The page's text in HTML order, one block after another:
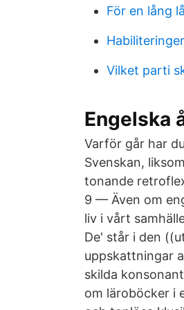
För en lång
Vilket parti
Engelska
Varför går har
Svenskan,
tonande
9 — Även om
liv i vårt
De' står i den
uppskattningar
skilda
om läroböcker i